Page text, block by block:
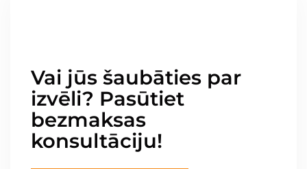
Vai jūs šaubāties par
izvēli? Pasūtiet
bezmaksas
konsultāciju!